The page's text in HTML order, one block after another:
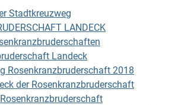
Stadtkreuzweg
LANDECK
Landeck
Rosenkranzbruderschaft 2018
der Rosenkranzbruderschaft